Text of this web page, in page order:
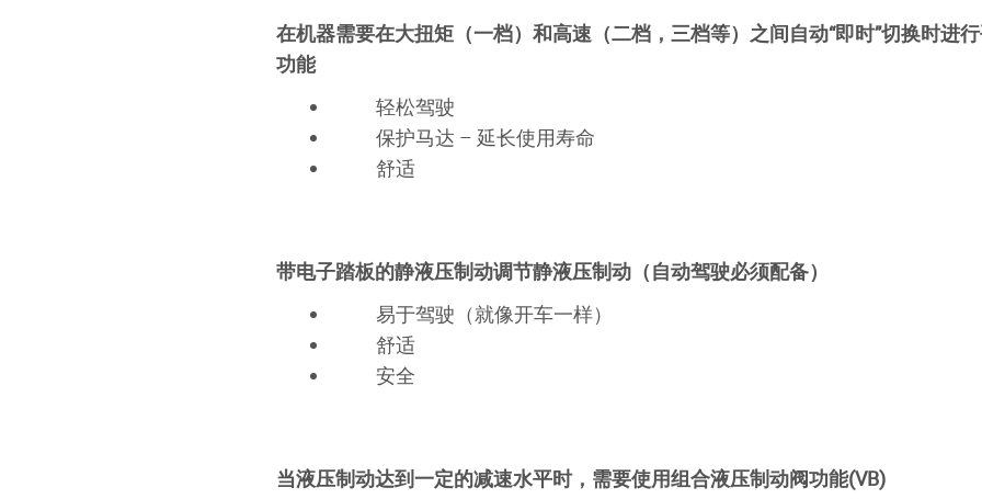
在机器需要在大扭矩（一档）和高速（二档，三档等）之间自动“即时”切换时进
功能
轻松驾驶
保护马达 – 延长使用寿命
舒适
带电子踏板的静液压制动调节静液压制动（自动驾驶必须配备）
易于驾驶（就像开车一样）
舒适
安全
当液压制动达到一定的减速水平时，需要使用组合液压制动阀功能(VB)